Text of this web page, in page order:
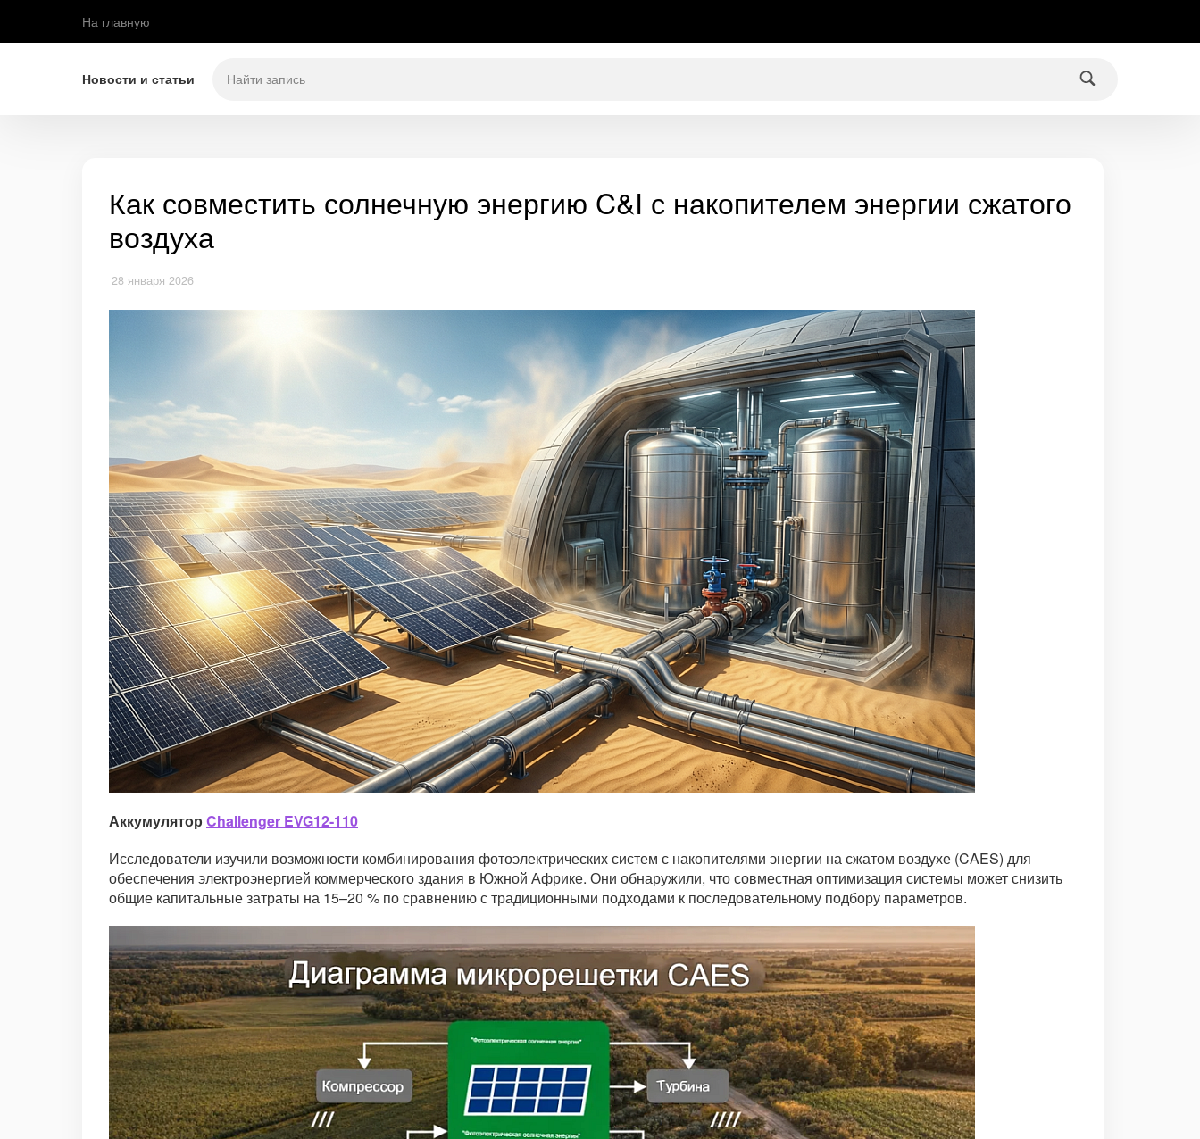
На главную
Новости и статьи
Как совместить солнечную энергию C&I с накопителем энергии сжатого
воздуха
28 января 2026
Аккумулятор Challenger EVG12-110
Исследователи изучили возможности комбинирования фотоэлектрических систем с накопителями энергии на сжатом воздухе (CAES) для
обеспечения электроэнергией коммерческого здания в Южной Африке. Они обнаружили, что совместная оптимизация системы может снизить
общие капитальные затраты на 15–20 % по сравнению с традиционными подходами к последовательному подбору параметров.